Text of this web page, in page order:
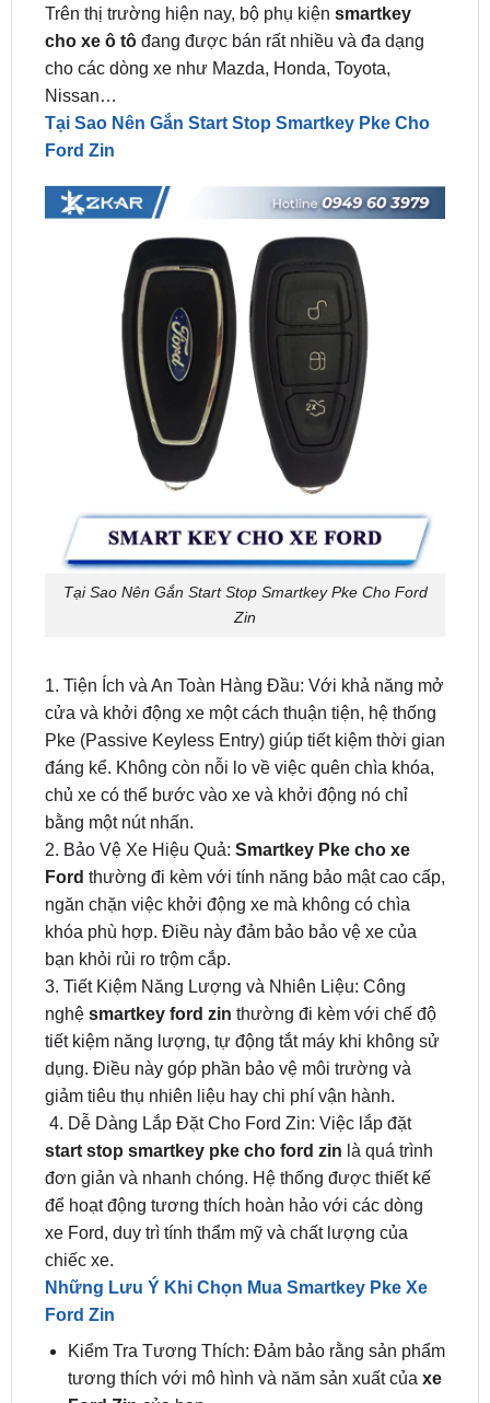
cho các dòng xe như Mazda, Honda, Toyota,
Nissan…
Tại Sao Nên Gắn Start Stop Smartkey Pke Cho
Ford Zin
Tại Sao Nên Gắn Start Stop Smartkey Pke Cho Ford
Zin
1. Tiện Ích và An Toàn Hàng Đầu: Với khả năng mở
Pke (Passive Keyless Entry) giúp tiết kiệm thời gian
đáng kể. Không còn nỗi lo về việc quên chìa khóa,
chủ xe có thể bước vào xe và khởi động nó chỉ
bằng một nút nhấn.
2. Bảo Vệ Xe Hiệu Quả:Smartkey Pke cho xe
Ford thường đi kèm với tính năng bảo mật cao cấp,
ngăn chặn việc khởi động xe mà không có chìa
khóa phù hợp. Điều này đảm bảo bảo vệ xe của
bạn khỏi rủi ro trộm cắp.
3. Tiết Kiệm Năng Lượng và Nhiên Liệu: Công
nghệsmartkey ford zin
tiết kiệm năng lượng, tự động tắt máy khi không sử
dụng. Điều này góp phần bảo vệ môi trường và
giảm tiêu thụ nhiên liệu hay chi phí vận hành.
4. Dễ Dàng Lắp Đặt Cho Ford Zin: Việc lắp đặt
start stop smartkey pke cho ford zinlà quá trình
đơn giản và nhanh chóng. Hệ thống được thiết kế
để hoạt động tương thích hoàn hảo với các dòng
xe Ford, duy trì tính thẩm mỹ và chất lượng của
chiếc xe.
Những Lưu Ý Khi Chọn Mua Smartkey Pke Xe
Ford Zin
Kiểm Tra Tương Thích: Đảm bảo rằng sản phẩm
tương thích với mô hình và năm sản xuất của
Ford Zin của bạn.
Chất Lượng Sản Phẩm: Chọn sản phẩm chính